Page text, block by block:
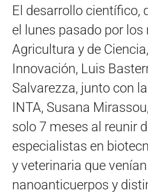
El desarrollo científico,
el lunes pasado por
Agricultura y de
Innovación, Luis
Salvarezza, junto con
INTA, Susana
solo 7 meses al reunir
especialistas en
y veterinaria que
nanoanticuerpos y